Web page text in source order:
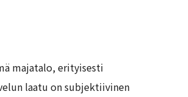
majatalo, erityisesti
laatu on subjektiivinen